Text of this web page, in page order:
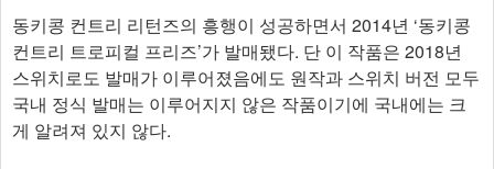
동키콩 컨트리 리턴즈의 흥행이 성공하면서 2014년 ‘동키콩
컨트리 트로피컬 프리즈’가 발매됐다. 단 이 작품은 2018년
스위치로도 발매가 이루어졌음에도 원작과 스위치 버전 모두
국내 정식 발매는 이루어지지 않은 작품이기에 국내에는 크
게 알려져 있지 않다.